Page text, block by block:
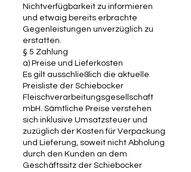
Nichtverfügbarkeit zu informieren
und etwaig bereits erbrachte
Gegenleistungen unverzüglich zu
erstatten.
§ 5 Zahlung
a) Preise und Lieferkosten
Es gilt ausschließlich die aktuelle
Preisliste der Schiebocker
Fleischverarbeitungsgesellschaft
mbH. Sämtliche Preise verstehen
sich inklusive Umsatzsteuer und
zuzüglich der Kosten für Verpackung
und Lieferung, soweit nicht Abholung
durch den Kunden an dem
Geschäftssitz der Schiebocker